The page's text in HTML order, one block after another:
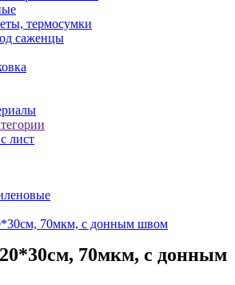
термосумки
саженцы
70мкм, с донным швом
70мкм, с донным